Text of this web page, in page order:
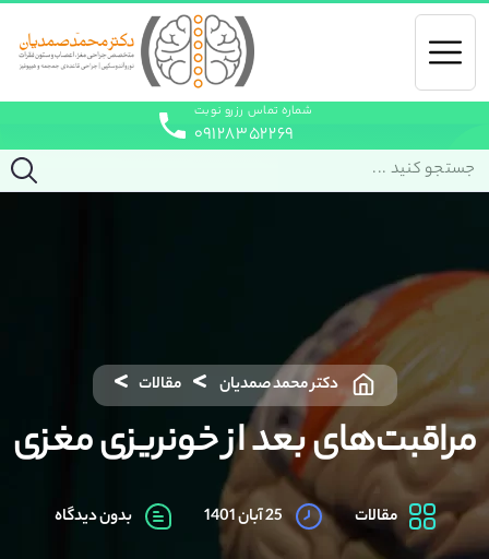
شماره تماس رزرو نوبت
۰۹۱۲۸۳۵۲۲۶۹
دکتر محمد صمدیان مقالات
مراقبت‌های بعد از خونریزی مغزی
مقالات بدون دیدگاه